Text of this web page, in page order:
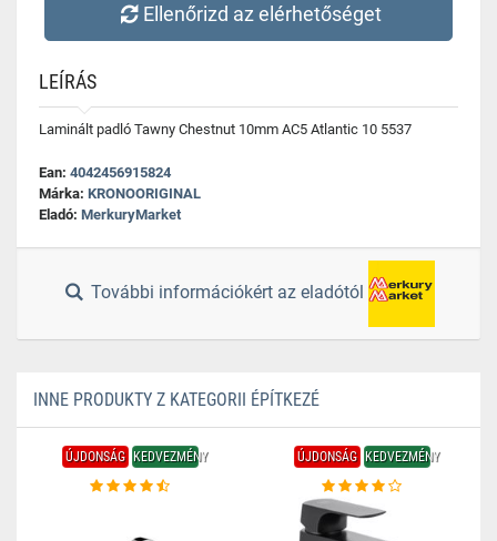
Ellenőrizd az elérhetőséget
LEÍRÁS
Laminált padló Tawny Chestnut 10mm AC5 Atlantic 10 5537
Ean: 4042456915824
Márka: KRONOORIGINAL
Eladó: MerkuryMarket
További információkért az eladótól
INNE PRODUKTY Z KATEGORII ÉPÍTKEZÉ
ÚJDONSÁG KEDVEZMÉNY ÚJDONSÁG KEDVEZMÉNY